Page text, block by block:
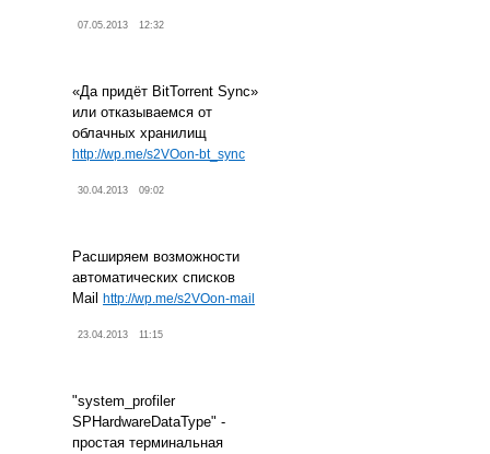
07.05.2013 12:32
«Да придёт BitTorrent Sync»
или отказываемся от
облачных хранилищ
http://wp.me/s2VOon-bt_sync
30.04.2013 09:02
Расширяем возможности
автоматических списков
Mail
http://wp.me/s2VOon-mail
23.04.2013 11:15
"system_profiler
SPHardwareDataType" -
простая терминальная